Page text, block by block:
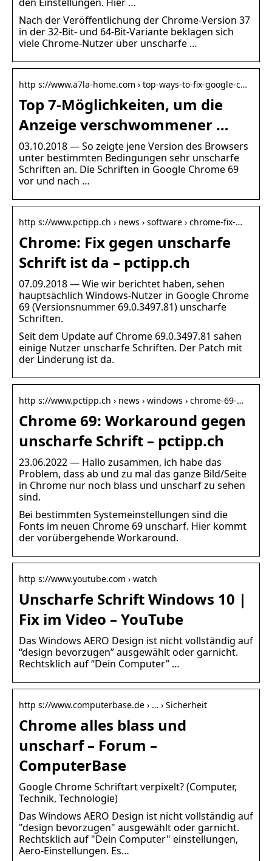
Nach der Veröffentlichung der Chrome-Version 37
in der 32-Bit- und 64-Bit-Variante beklagen sich
viele Chrome-Nutzer über unscharfe …
http s://www.a7la-home.com › top-ways-to-fix-google-c…
Top 7-Möglichkeiten, um die
Anzeige verschwommener …
03.10.2018 — So zeigte jene Version des Browsers
unter bestimmten Bedingungen sehr unscharfe
Schriften an. Die Schriften in Google Chrome 69
vor und nach …
http s://www.pctipp.ch › news › software › chrome-fix-…
Chrome: Fix gegen unscharfe
Schrift ist da – pctipp.ch
07.09.2018 — Wie wir berichtet haben, sehen
hauptsächlich Windows-Nutzer in Google Chrome
69 (Versionsnummer 69.0.3497.81) unscharfe
Schriften.
Seit dem Update auf Chrome 69.0.3497.81 sahen
einige Nutzer unscharfe Schriften. Der Patch mit
der Linderung ist da.
http s://www.pctipp.ch › news › windows › chrome-69-…
Chrome 69: Workaround gegen
unscharfe Schrift – pctipp.ch
23.06.2022 — Hallo zusammen, ich habe das
Problem, dass ab und zu mal das ganze Bild/Seite
in Chrome nur noch blass und unscharf zu sehen
sind.
Bei bestimmten Systemeinstellungen sind die
Fonts im neuen Chrome 69 unscharf. Hier kommt
der vorübergehende Workaround.
http s://www.youtube.com › watch
Unscharfe Schrift Windows 10 |
Fix im Video – YouTube
Das Windows AERO Design ist nicht vollständig auf
“design bevorzugen” ausgewählt oder garnicht.
Rechtsklich auf “Dein Computer” …
http s://www.computerbase.de › … › Sicherheit
Chrome alles blass und
unscharf – Forum –
ComputerBase
Google Chrome Schriftart verpixelt? (Computer,
Technik, Technologie)
Das Windows AERO Design ist nicht vollständig auf
"design bevorzugen" ausgewählt oder garnicht.
Rechtsklich auf "Dein Computer" einstellungen,
Aero-Einstellungen. Es…